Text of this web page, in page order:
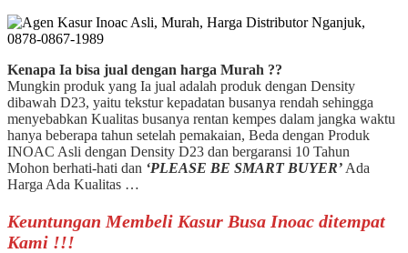
Kenapa Ia bisa jual dengan harga Murah ??
Mungkin produk yang Ia jual adalah produk dengan Density
dibawah D23, yaitu tekstur kepadatan busanya rendah sehingga
menyebabkan Kualitas busanya rentan kempes dalam jangka waktu
hanya beberapa tahun setelah pemakaian, Beda dengan Produk
INOAC Asli dengan Density D23 dan bergaransi 10 Tahun
Mohon berhati-hati dan ‘PLEASE BE SMART BUYER’ Ada
Harga Ada Kualitas …
Keuntungan Membeli Kasur Busa Inoac ditempat
Kami !!!